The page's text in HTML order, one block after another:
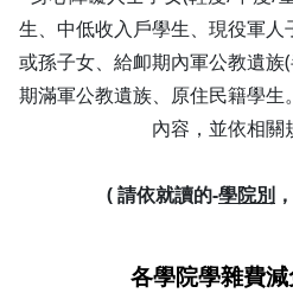
生、中低收入戶學生、現役軍
或孫子女、給卹期內軍公教遺
期滿軍公教遺族、原住民籍學
內容，並依相關
( 請依就讀的-學院別
各學院學雜費